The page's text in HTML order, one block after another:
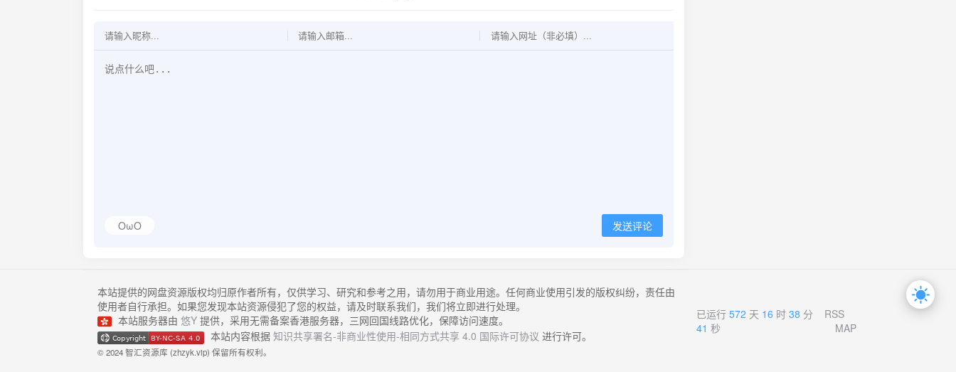
OωO 发送评论
本站提供的网盘资源版权均归原作者所有，仅供学习、研究和参考之用，请勿用于商业用途。任何商业使用引发的版权纠纷，责任由
使用者自行承担。如果您发现本站资源侵犯了您的权益，请及时联系我们，我们将立即进行处理。
本站服务器由 悠Y 提供，采用无需备案香港服务器，三网回国线路优化，保障访问速度。
本站内容根据 知识共享署名-非商业性使用-相同方式共享 4.0 国际许可协议 进行许可。
© 2024 智汇资源库 (zhzyk.vip) 保留所有权利。
已运行572 天 16 时38 分
41 秒
RSS
MAP